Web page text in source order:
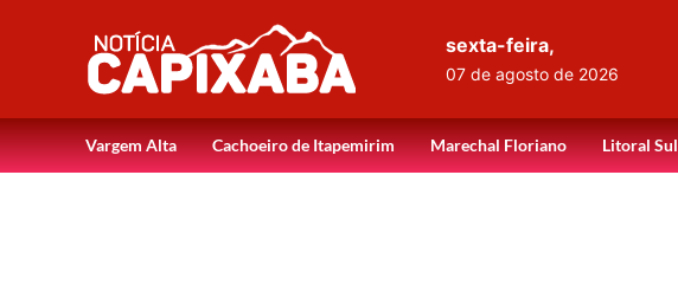
sexta-feira,
07 de agosto de 2026
Vargem Alta Cachoeiro de Itapemirim Marechal Floriano Litoral Sul